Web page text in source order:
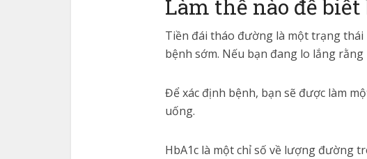
Làm thế nào để
Tiền đái tháo đường là một trạng thái
bệnh sớm. Nếu bạn đang lo lắng
Để xác định bệnh, bạn sẽ được làm
uống.
HbA1c là một chỉ số về lượng đường